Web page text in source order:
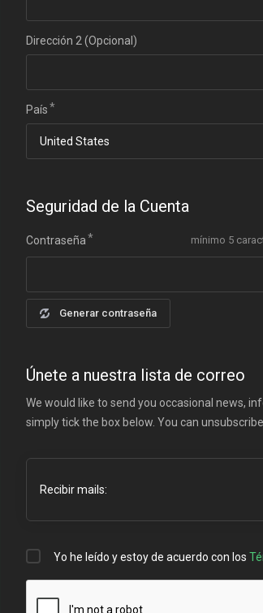
Dirección 2 (Opcional)
País
Seguridad de la Cuenta
Contraseña mínimo 5
Generar contraseña
Únete a nuestra lista de correo
We would like to send you occasional news,
simply tick the box below. You can
Recibir mails:
Yo he leído y estoy de acuerdo con los